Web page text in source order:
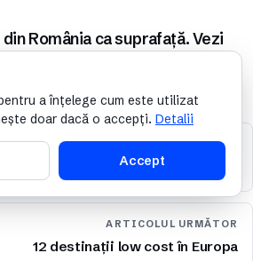
România ca suprafață. Vezi
de noroc în anul 2100?
ARTICOLUL URMĂTOR
12 destinații low cost în Europa
a înțelege cum este utilizat
doar dacă o accepți. Detalii
Accept